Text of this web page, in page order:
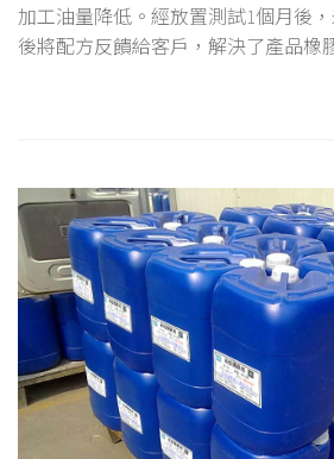
加工油量降低。經放置測試1個月後
後將配方反饋給客戶，解決了產品橡